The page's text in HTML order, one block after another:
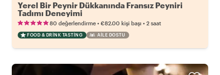
Yerel Bir Peynir Dükkanında Fransız Peyniri
Tadımı Deneyimi
80 değerlendirme • €82.00 kişi başı • 2 saat
FOOD & DRINK TASTING AILE DOSTU